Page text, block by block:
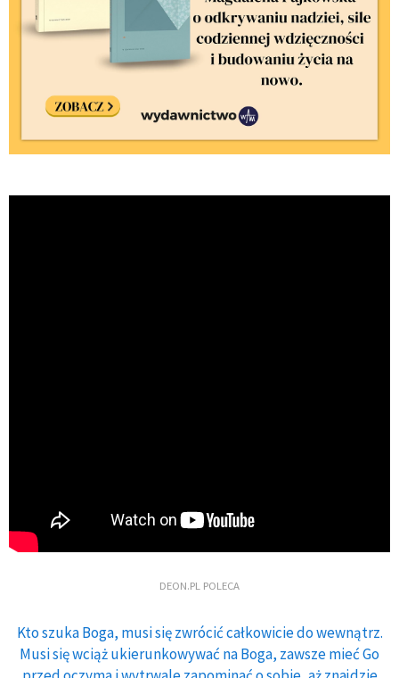
DEON.PL POLECA
Kto szuka Boga, musi się zwrócić całkowicie do wewnątrz.
Musi się wciąż ukierunkowywać na Boga, zawsze mieć Go